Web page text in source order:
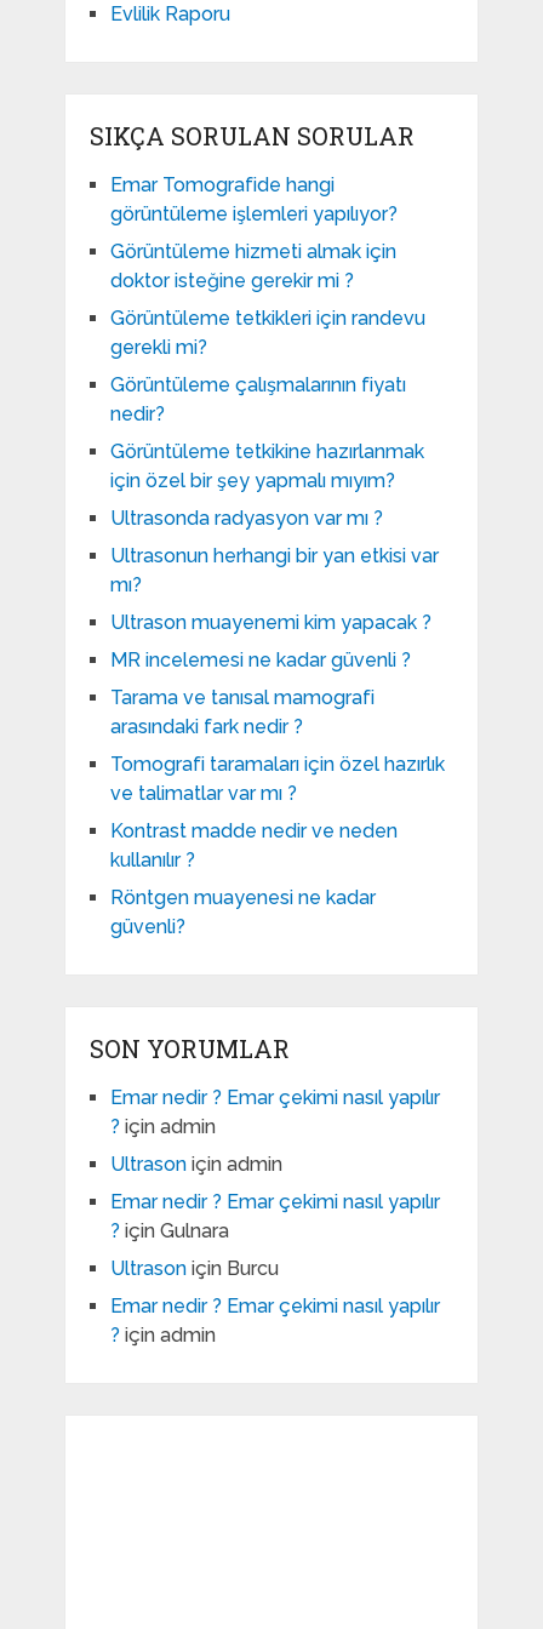
Evlilik Raporu
SIKÇA SORULAN SORULAR
Emar Tomografide hangi
görüntüleme işlemleri yapılıyor?
Görüntüleme hizmeti almak için
doktor isteğine gerekir mi ?
Görüntüleme tetkikleri için randevu
gerekli mi?
Görüntüleme çalışmalarının fiyatı
nedir?
Görüntüleme tetkikine hazırlanmak
için özel bir şey yapmalı mıyım?
Ultrasonda radyasyon var mı ?
Ultrasonun herhangi bir yan etkisi var
mı?
Ultrason muayenemi kim yapacak ?
MR incelemesi ne kadar güvenli ?
Tarama ve tanısal mamografi
arasındaki fark nedir ?
Tomografi taramaları için özel hazırlık
ve talimatlar var mı ?
Kontrast madde nedir ve neden
kullanılır ?
Röntgen muayenesi ne kadar
güvenli?
SON YORUMLAR
Emar nedir ? Emar çekimi nasıl yapılır
? için admin
Ultrasoniçin admin
Emar nedir ? Emar çekimi nasıl yapılır
? için Gulnara
Ultrasoniçin Burcu
Emar nedir ? Emar çekimi nasıl yapılır
? için admin